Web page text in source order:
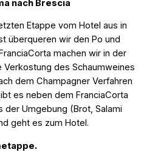
nach Brescia
Etappe vom Hotel aus in
überqueren wir den Po und
machen wir in der
Verkostung des Schaumweines
dem Champagner Verfahren
es neben dem FranciaCorta
der Umgebung (Brot, Salami
geht es zum Hotel.